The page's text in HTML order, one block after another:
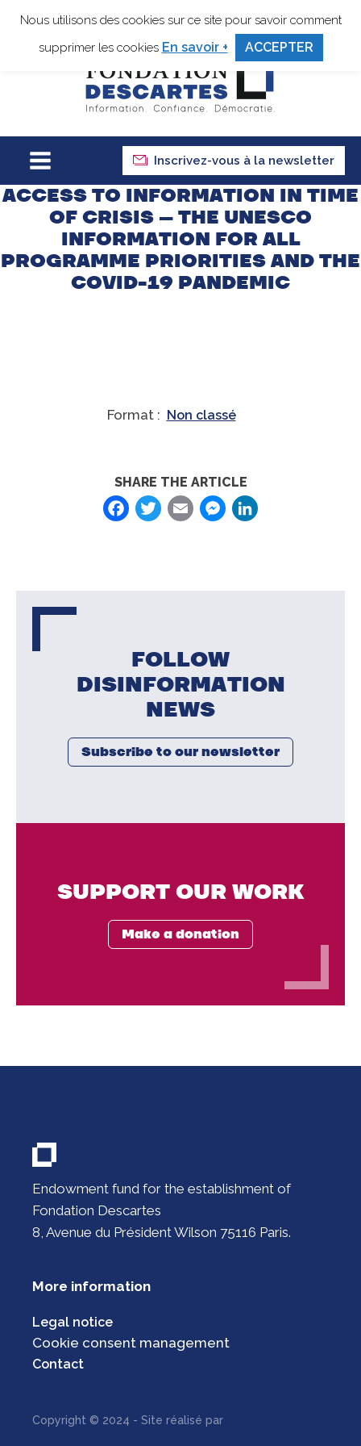
Inscrivez-vous à la newsletter
ACCESS TO INFORMATION IN TIME
OF CRISIS – THE UNESCO
INFORMATION FOR ALL
PROGRAMME PRIORITIES AND THE
COVID-19 PANDEMIC
Format : Non classé
SHARE THE ARTICLE
Facebook
TwitterEmail Messenger
FOLLOW
DISINFORMATION
NEWS
Subscribe to our newsletter
SUPPORT OUR WORK
Make a donation
Endowment fund for the establishment of
Fondation Descartes
8, Avenue du Président Wilson 75116 Paris.
More information
Legal notice
Cookie consent management
Contact
Copyright © 2024 - Site réalisé par
Nous utilisons des cookies sur ce site pour savoir comment
supprimer les cookies En savoir + ACCEPTER